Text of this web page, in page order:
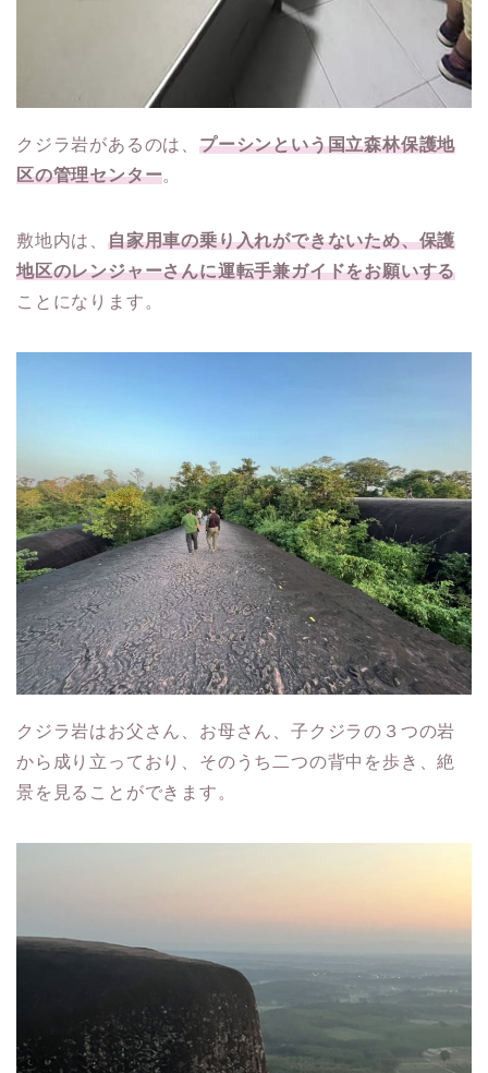
クジラ岩があるのは、 プーシンという国立森林保護地
区の管理センター。
敷地内は、 自家用車の乗り入れができないため、保護
地区のレンジャーさんに運転手兼ガイドをお願いする
ことになります。
クジラ岩はお父さん、お母さん、子クジラの３つの岩
から成り立っており、そのうち二つの背中を歩き、絶
景を見ることができます。